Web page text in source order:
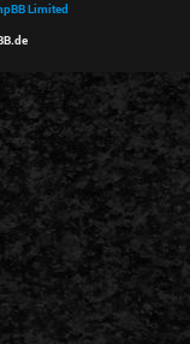
Limited